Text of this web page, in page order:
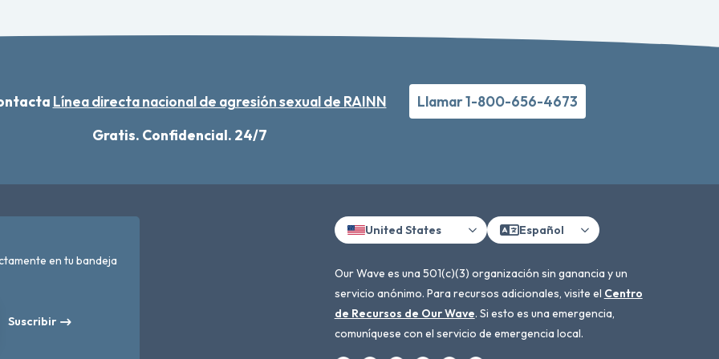
Línea directa nacional de agresión sexual de RAINN
Llamar 1-800-656-4673
Gratis. Confidencial. 24/7
en tu bandeja
Suscribir
United States Español
Our Wave es una 501(c)(3) organización sin ganancia y un
servicio anónimo. Para recursos adicionales, visite el Centro
de Recursos de Our Wave. Si esto es una emergencia,
comuníquese con el servicio de emergencia local.